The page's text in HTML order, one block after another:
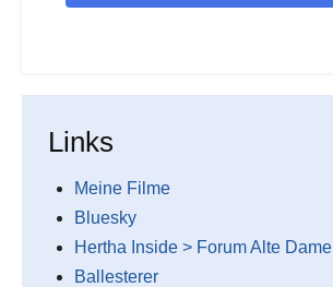
Links
Meine Filme
Bluesky
Hertha Inside > Forum Alte Dame
Ballesterer